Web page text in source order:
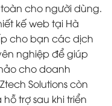
cho người dùng.
kế web tại Hà
cho bạn các dịch
nghiệp để giúp
cho doanh
Solutions còn
trợ sau khi triển